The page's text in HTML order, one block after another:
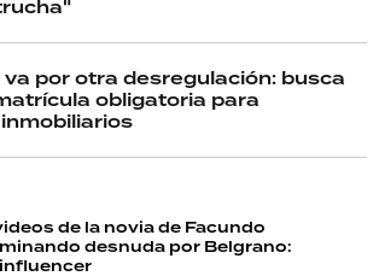
va por otra desregulación: busca
obligatoria para
de la novia de Facundo
desnuda por Belgrano: